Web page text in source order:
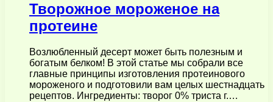
Творожное мороженое на
протеине
Возлюбленный десерт может быть полезным и
богатым белком! В этой статье мы собрали все
главные принципы изготовления протеинового
мороженого и подготовили вам целых шестнадцать
рецептов. Ингредиенты: творог 0% триста г.…